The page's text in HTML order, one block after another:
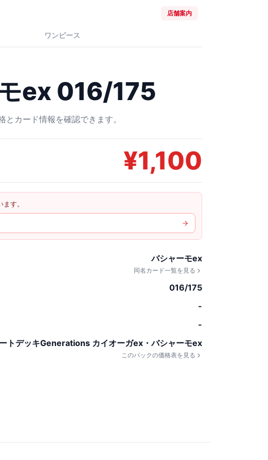
店舗案内
ワンピース
ex 016/175
カード情報を確認できます。
¥1,100
す。
バシャーモex
同名カード一覧を見る
016/175
-
-
トデッキGenerations カイオーガex・バシャーモex
このパックの価格表を見る